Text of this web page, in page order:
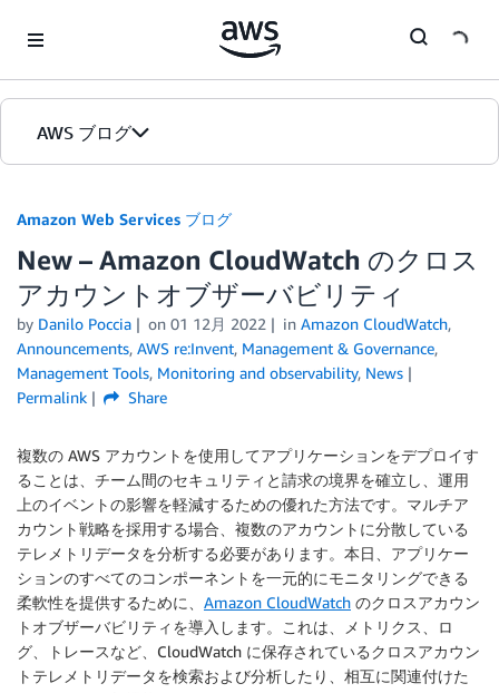
AWS ブログ
カテゴリ
エディション
Amazon Web Services ブログ
New – Amazon CloudWatch のクロス
アカウントオブザーバビリティ
by Danilo Poccia on 01 12月 2022 in Amazon CloudWatch,
Announcements, AWS re:Invent, Management & Governance,
Management Tools, Monitoring and observability, News
Permalink
Share
複数の AWS アカウントを使用してアプリケーションをデプロイす
ることは、チーム間のセキュリティと請求の境界を確立し、運用
上のイベントの影響を軽減するための優れた方法です。マルチア
カウント戦略を採用する場合、複数のアカウントに分散している
テレメトリデータを分析する必要があります。本日、アプリケー
ションのすべてのコンポーネントを一元的にモニタリングできる
柔軟性を提供するために、 Amazon CloudWatch のクロスアカウン
トオブザーバビリティ を導入します。これは、メトリクス、ロ
グ、トレースなど、CloudWatch に保存されているクロスアカウン
トテレメトリデータを検索および分析したり、相互に関連付けた